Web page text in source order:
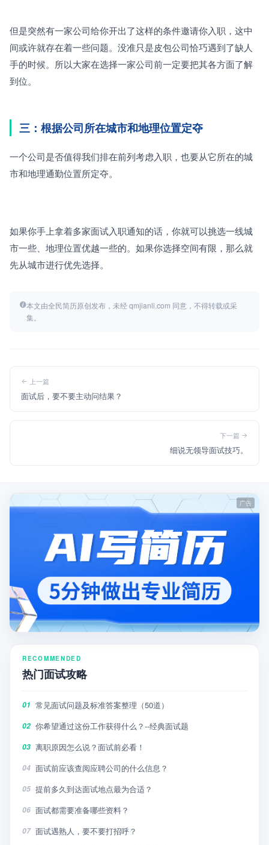
但是突然有一家公司给你开出了这样的条件邀请你入职，这中
间或许就存在着一些问题。没准只是皮包公司恰巧遇到了缺人
手的时候。所以大家在选择一家公司前一定要把其各方面了解
到位。
三：根据公司所在城市和地理位置定夺
一个公司是否值得我们排在前列考虑入职，也要从它所在的城
市和地理通勤位置所定夺。
如果你手上拿着多家面试入职通知的话，你就可以挑选一线城
市一些、地理位置优越一些的。如果你选择空间有限，那么就
先从城市进行优先选择。
本文由全民简历原创发布，未经 qmjianli.com 同意，不得转载或采
集。
上一篇
面试后，要不要主动问结果？
下一篇
细说无领导面试技巧。
RECOMMENDED
热门面试攻略
01 常见面试问题及标准答案整理（50道）
02 你希望通过这份工作获得什么？--经典面试题
03 离职原因怎么说？面试前必看！
04 面试前应该查阅应聘公司的什么信息？
05 提前多久到达面试地点最为合适？
06 面试都需要准备哪些资料？
07 面试遇熟人，要不要打招呼？